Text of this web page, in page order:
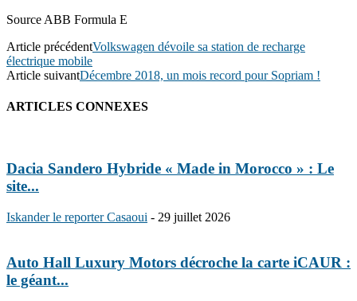
Source ABB Formula E
Article précédentVolkswagen dévoile sa station de recharge
électrique mobile
Article suivantDécembre 2018, un mois record pour Sopriam !
ARTICLES CONNEXES
Dacia Sandero Hybride « Made in Morocco » : Le
site...
Iskander le reporter Casaoui - 29 juillet 2026
Auto Hall Luxury Motors décroche la carte iCAUR :
le géant...